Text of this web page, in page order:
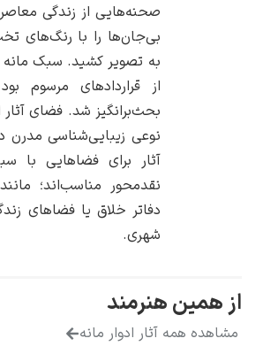
صحنه‌هایی از زندگی
بی‌جان‌ها را با رنگ‌های
به تصویر کشید. سبک مانه
از قراردادهای مرسوم
بحث‌برانگیز شد. فضای آثار
نوعی زیبایی‌شناسی مدرن
آثار برای فضاهایی با
نقدمحور مناسب‌اند؛ مانند
دفاتر خلاق یا فضاهای
شهری.
از همین هنرمند
مشاهده همه آثار ادوار مانه